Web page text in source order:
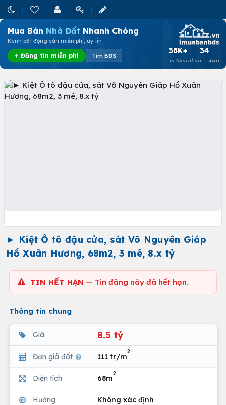
Mua Bán Nhà Đất Nhanh Chóng
Kênh bất động sản miễn phí, uy tín
+ Đăng tin miễn phí Tìm BĐS
38K+
TIN ĐĂNG
34
TỈNH THÀNH
► Kiệt Ô tô đậu cửa, sát Võ Nguyên Giáp
Hồ Xuân Hương, 68m2, 3 mê, 8.x tỷ
TIN HẾT HẠN — Tin đăng này đã hết hạn.
Thông tin chung
Giá 8.5 tỷ
Đơn giá đất 111 tr/m
2
Diện tích 68m
2
Hướng Không xác định